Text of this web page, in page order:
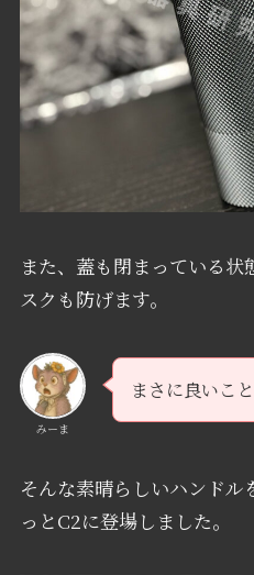
また、蓋も閉まっている状
スクも防げます。
みーま
まさに良いこ
そんな素晴らしいハンド
っとC2に登場しました。